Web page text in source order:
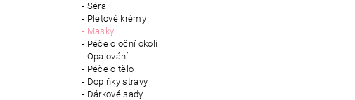
Séra
Pleťové krémy
Masky
Péče o oční okolí
Opalování
Péče o tělo
Doplňky stravy
Dárkové sady